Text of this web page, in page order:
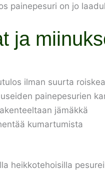
painepesuri on jo
ja
ilman suurta
painepesurien
jämäkkä
kumartumista
heikkotehoisilla